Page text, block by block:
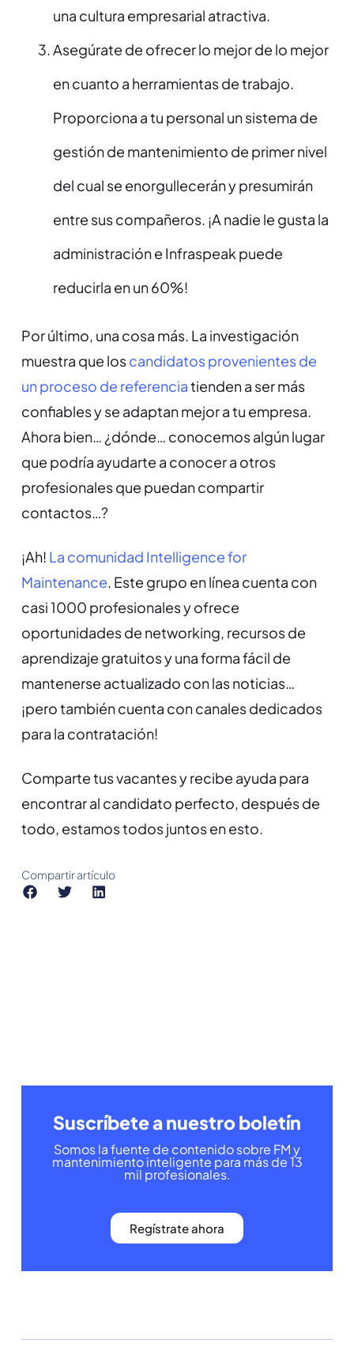
una cultura empresarial atractiva.
Asegúrate de ofrecer lo mejor de lo mejor
en cuanto a herramientas de trabajo.
Proporciona a tu personal un sistema de
gestión de mantenimiento de primer nivel
del cual se enorgullecerán y presumirán
entre sus compañeros. ¡A nadie le gusta la
administración e Infraspeak puede
reducirla en un 60%!
Por último, una cosa más. La investigación
muestra que loscandidatos provenientes de
un proceso de referenciatienden a ser más
confiables y se adaptan mejor a tu empresa.
Ahora bien… ¿dónde… conocemos algún lugar
que podría ayudarte a conocer a otros
profesionales que puedan compartir
contactos…?
¡Ah! La comunidad Intelligence for
Maintenance. Este grupo en línea cuenta con
casi 1000 profesionales y ofrece
oportunidades de networking, recursos de
aprendizaje gratuitos y una forma fácil de
mantenerse actualizado con las noticias…
¡pero también cuenta con canales dedicados
para la contratación!
Comparte tus vacantes y recibe ayuda para
encontrar al candidato perfecto, después de
todo, estamos todos juntos en esto.
Compartir artículo
Suscríbete a nuestro boletín
Somos la fuente de contenido sobre FM y
mantenimiento inteligente para más de 13
mil profesionales.
Regístrate ahora